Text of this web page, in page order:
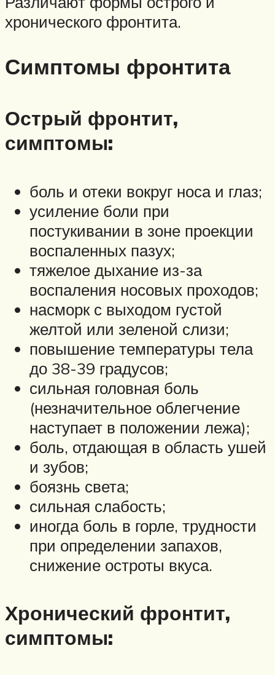
хронического фронтита.
Симптомы фронтита
Острый фронтит,
симптомы:
боль и отеки вокруг носа и глаз;
усиление боли при
постукивании в зоне проекции
воспаленных пазух;
тяжелое дыхание из-за
воспаления носовых проходов;
насморк с выходом густой
желтой или зеленой слизи;
повышение температуры тела
до 38-39 градусов;
сильная головная боль
(незначительное облегчение
наступает в положении лежа);
боль, отдающая в область ушей
и зубов;
боязнь света;
сильная слабость;
иногда боль в горле, трудности
при определении запахов,
снижение остроты вкуса.
Хронический фронтит,
симптомы: